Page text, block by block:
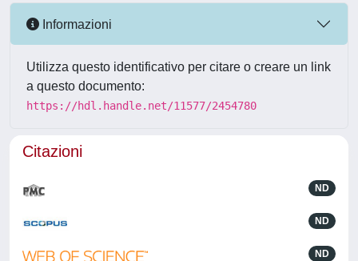
Informazioni
Utilizza questo identificativo per citare o creare un link
a questo documento:
https://hdl.handle.net/11577/2454780
Citazioni
ND
ND
ND